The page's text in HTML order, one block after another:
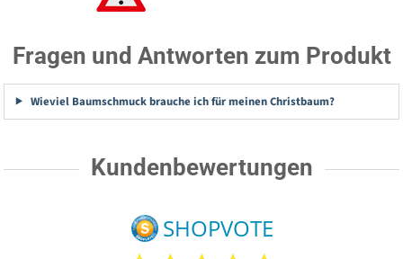
Fragen und Antworten zum Produkt
Wieviel Baumschmuck brauche ich für meinen Christbaum?
Kundenbewertungen